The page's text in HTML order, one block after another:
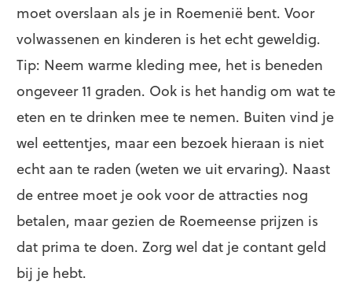
moet overslaan als je in Roemenië bent. Voor
volwassenen en kinderen is het echt geweldig.
Tip: Neem warme kleding mee, het is beneden
ongeveer 11 graden. Ook is het handig om wat te
eten en te drinken mee te nemen. Buiten vind je
wel eettentjes, maar een bezoek hieraan is niet
echt aan te raden (weten we uit ervaring). Naast
de entree moet je ook voor de attracties nog
betalen, maar gezien de Roemeense prijzen is
dat prima te doen. Zorg wel dat je contant geld
bij je hebt.